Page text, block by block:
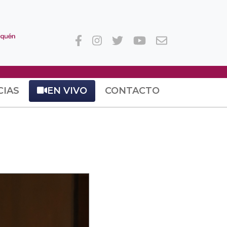
EN VIVO CONTACTO